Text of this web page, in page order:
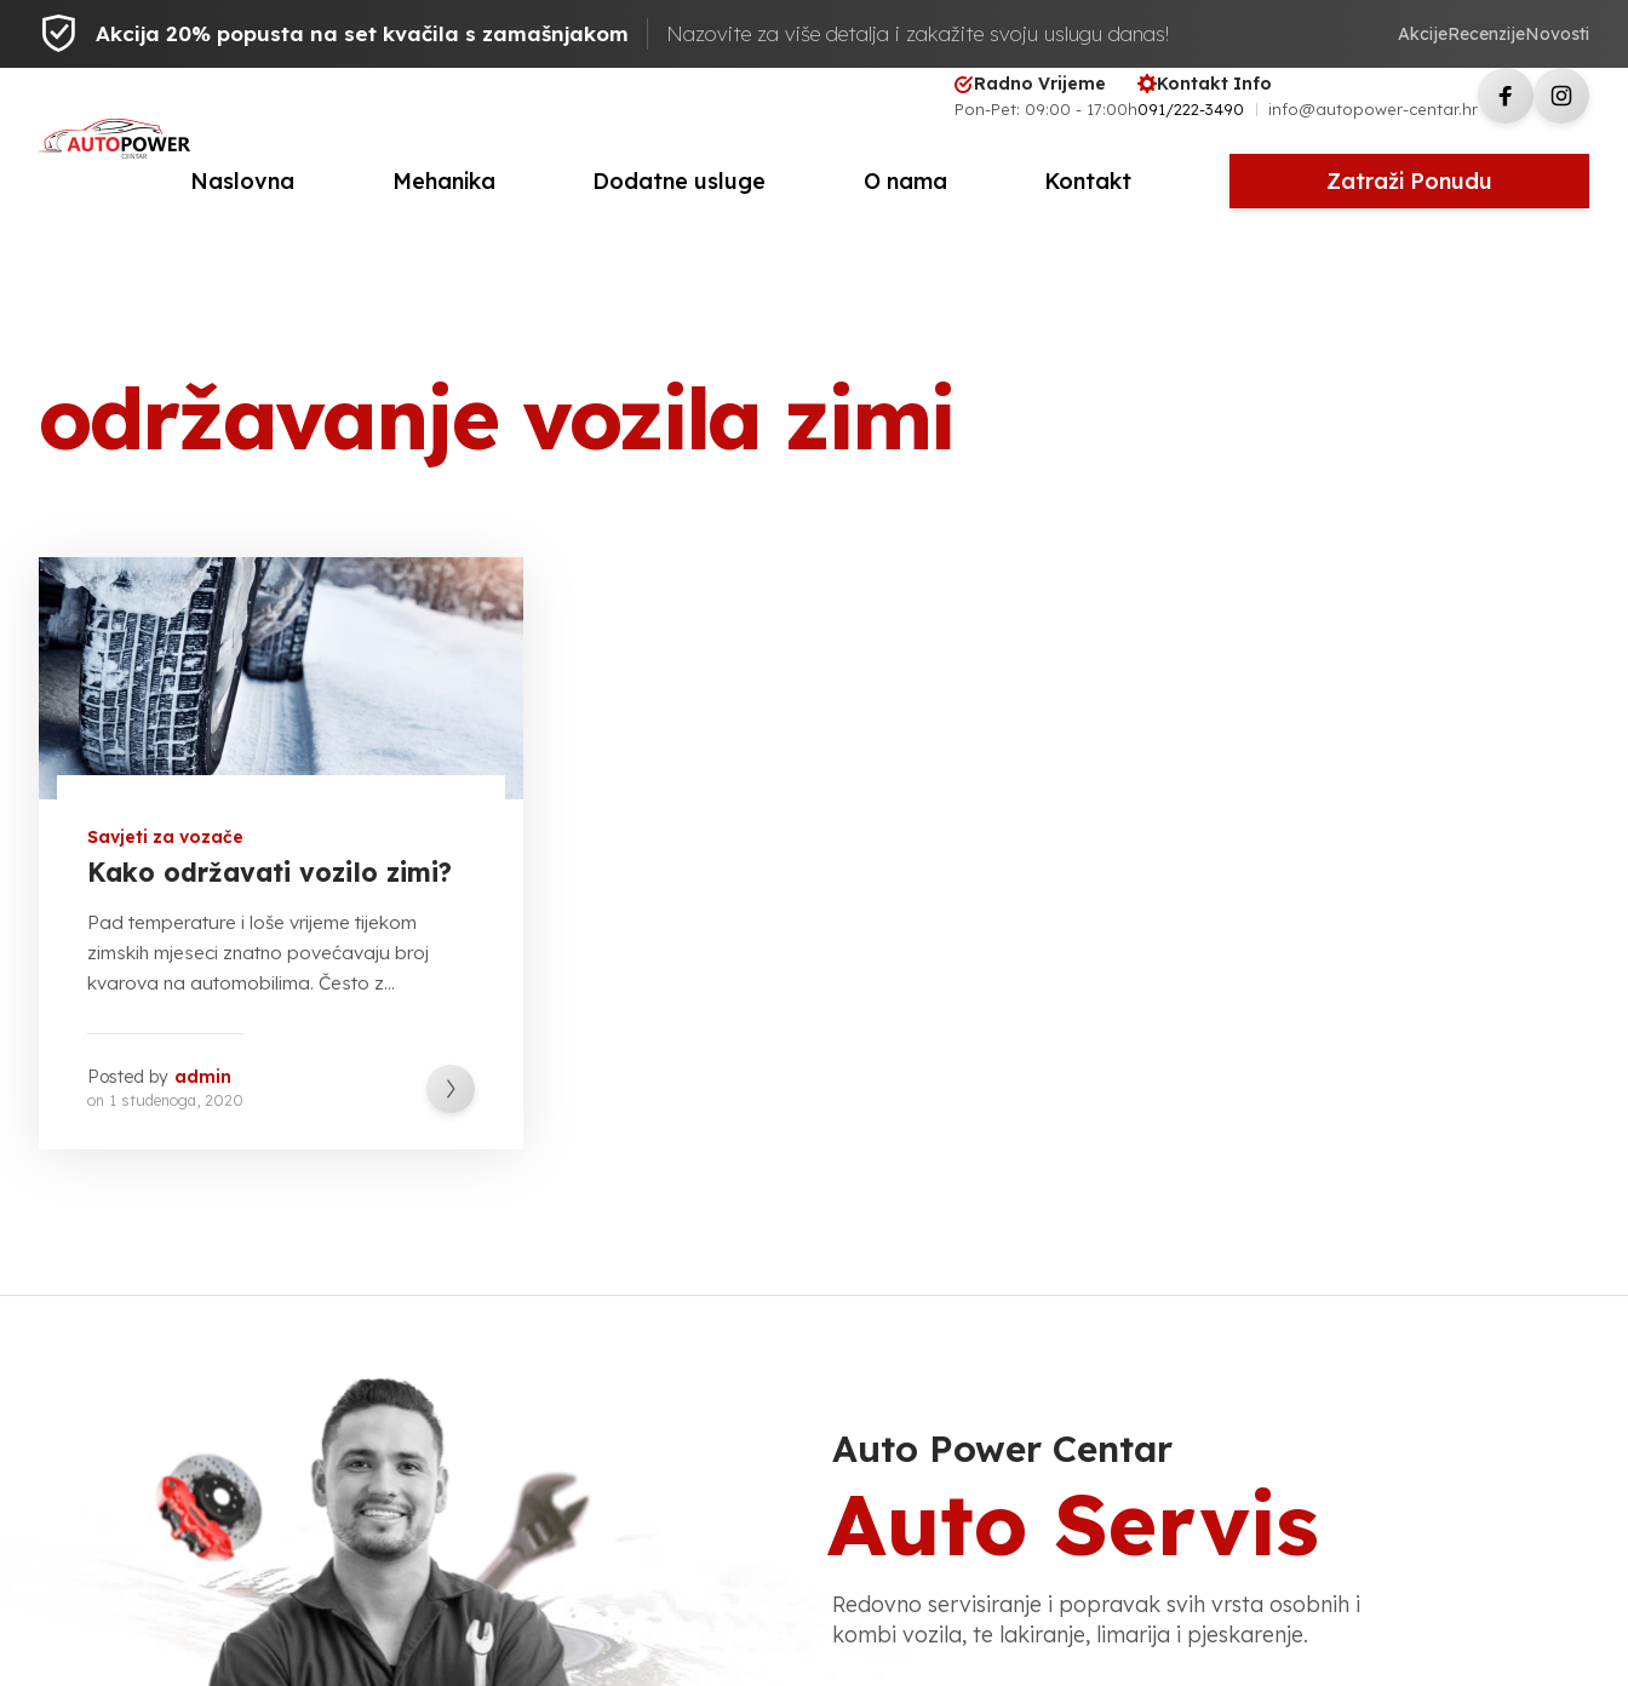
Akcija 20% popusta na set kvačila s zamašnjakom Nazovite za više detalja i zakažite svoju uslugu danas! AkcijeRecenzijeNovosti
Radno Vrijeme
Pon-Pet: 09:00 - 17:00h
Kontakt Info
091/222-3490 info@autopower-centar.hr
Naslovna Mehanika Dodatne usluge O nama Kontakt Zatraži Ponudu
održavanje vozila zimi
Savjeti za vozače
Kako održavati vozilo zimi?
Pad temperature i loše vrijeme tijekom
zimskih mjeseci znatno povećavaju broj
kvarova na automobilima. Često z...
Posted by admin
on 1 studenoga, 2020
Auto Power Centar
Auto Servis
Redovno servisiranje i popravak svih vrsta osobnih i
kombi vozila, te lakiranje, limarija i pjeskarenje.